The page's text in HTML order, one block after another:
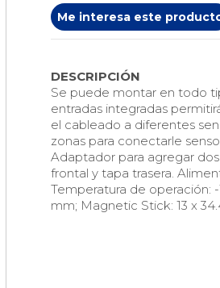
Me interesa este
DESCRIPCIÓN
Se puede montar en todo
entradas integradas
el cableado a diferentes
zonas para conectarle
Adaptador para agregar
frontal y tapa trasera.
Temperatura de operación: -
mm; Magnetic Stick: 13 x